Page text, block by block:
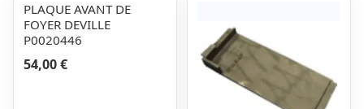
PLAQUE AVANT DE
FOYER DEVILLE
P0020446
54,00 €